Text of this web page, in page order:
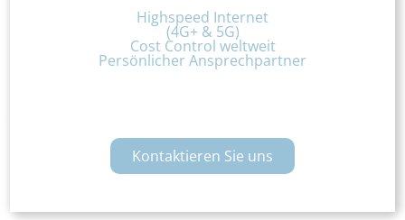
Highspeed Internet
(4G+ & 5G)
Cost Control weltweit
Persönlicher Ansprechpartner
Kontaktieren Sie uns